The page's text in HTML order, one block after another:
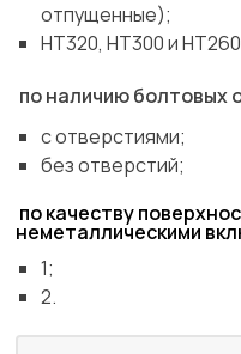
отпущенные);
НТ320, НТ300 и
по наличию болтовых
с отверстиями;
без отверстий;
по качеству
неметаллическими
1;
2.